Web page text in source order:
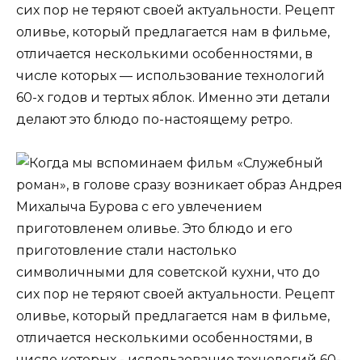
сих пор не теряют своей актуальности. Рецепт
оливье, который предлагается нам в фильме,
отличается несколькими особенностями, в
числе которых — использование технологий
60-х годов и тертых яблок. Именно эти детали
делают это блюдо по-настоящему ретро.